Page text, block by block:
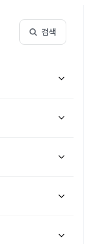
검색